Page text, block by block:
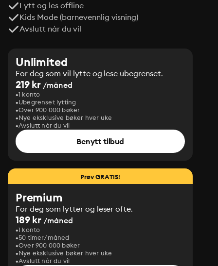
Lytt og les offline
Kids Mode (barnevennlig visning)
Avslutt når du vil
Unlimited
For deg som vil lytte og lese ubegrenset.
219 kr /måned
1 konto
Ubegrenset lytting
Over 900 000 bøker
Nye eksklusive bøker hver uke
Avslutt når du vil
Benytt tilbud
Prøv GRATIS!
Premium
For deg som lytter og leser ofte.
189 kr /måned
1 konto
50 timer/måned
Over 900 000 bøker
Nye eksklusive bøker hver uke
Avslutt når du vil